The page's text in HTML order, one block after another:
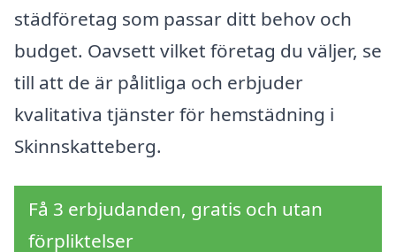
städföretag som passar ditt behov och
budget. Oavsett vilket företag du väljer, se
till att de är pålitliga och erbjuder
kvalitativa tjänster för hemstädning i
Skinnskatteberg.
Få 3 erbjudanden, gratis och utan
förpliktelser